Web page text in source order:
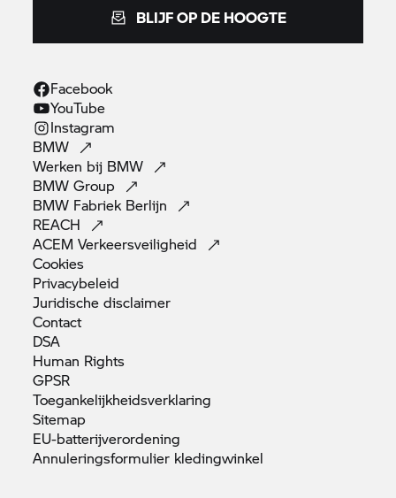
BLIJF OP DE HOOGTE
Facebook
YouTube
Instagram
BMW
Werken bij BMW
BMWGroup
BMW Fabriek Berlijn
REACH
ACEMVerkeersveiligheid
Cookies
Privacybeleid
Juridischedisclaimer
Contact
DSA
Human Rights
GPSR
Toegankelijkheidsverklaring
Sitemap
EU-batterijverordening
Annuleringsformulier kledingwinkel